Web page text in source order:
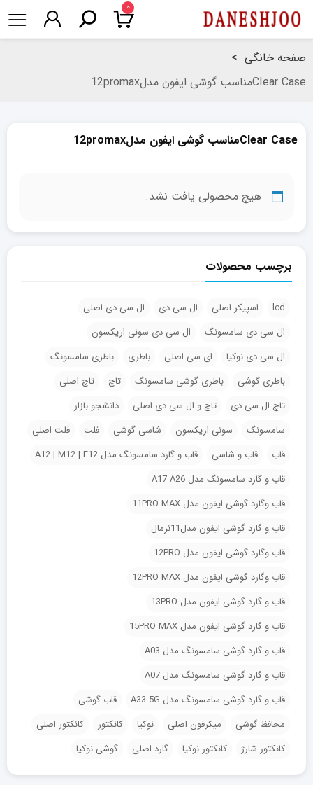
۰
صفحه خانگی >
CIear Caseمناسب گوشی ایفون مدل12promax
CIear Caseمناسب گوشی ایفون مدل12promax
هیچ محصولی یافت نشد.
برچسب محصولات
lcd اسپیکر اصلی ال سی دی
ال سی دی اصلی
ال سی دی سامسونگ
ال سی دی سونی اریکسون
ال سی دی نوکیا
ای سی اصلی باطری
باطری سامسونگ
باطری گوشی
باطری گوشی سامسونگ تاچ
تاچ اصلی
تاچ ال سی دی
تاچ و ال سی دی اصلی
دانشجو بازار
سامسونگ
سونی اریکسون شاسی گوشی فلت
فلت اصلی
قاب
قاب و شاسی
قاب و گارد سامسونگ مدل A12 | M12 | F12
قاب و گارد سامسونگ مدل A17 A26
قاب وگارد گوشی ایفون مدل 11PRO MAX
قاب و گارد گوشی ایفون مدل11نرمال
قاب وگارد گوشی ایفون مدل 12PRO
قاب وگارد گوشی ایفون مدل 12PRO MAX
قاب و گارد گوشی ایفون مدل 13PRO
قاب و گارد گوشی ایفون مدل 15PRO MAX
قاب و گارد گوشی سامسونگ مدل A03
قاب و گارد گوشی سامسونگ مدل A07
قاب و گارد گوشی سامسونگ مدل A33 5G
قاب گوشی
محافظ گوشی
میکرفون اصلی نوکیا کانکتور
کانکتور اصلی
کانکتور شارژ
کانکتور نوکیا گارد اصلی گوشی نوکیا